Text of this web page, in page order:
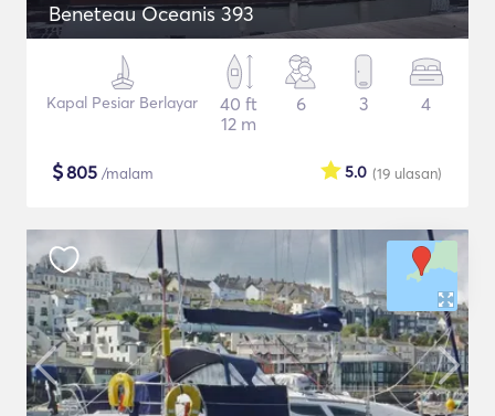
Beneteau Oceanis 393
Kapal Pesiar Berlayar
40 ft
12 m
6 3 4
$805 /malam (19 ulasan)
5.0